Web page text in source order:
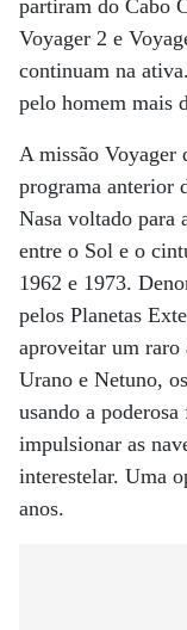
partiram do Cabo
Voyager 2 e
continuam na
pelo homem mais
A missão
programa anterior
Nasa voltado para
entre o Sol e o
1962 e 1973.
pelos Planetas
aproveitar um raro
Urano e Netuno,
usando a
impulsionar as
interestelar. Uma
anos.